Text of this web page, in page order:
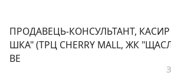
ПРОДАВЕЦЬ-КОНСУЛЬТАНТ,
ШКА" (ТРЦ CHERRY MALL, ЖК
ВЕ